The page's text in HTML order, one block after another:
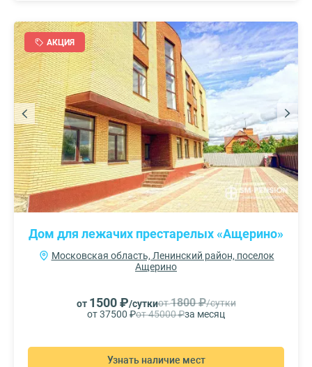
АКЦИЯ
Дом для лежачих престарелых «Ащерино»
Московская область, Ленинский район, поселок
Ащерино
от 1500 ₽/суткиот1800 ₽/сутки
от 37500 ₽от 45000 ₽за месяц
Узнать наличие мест